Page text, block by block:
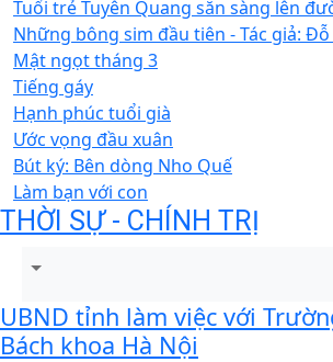
Tuổi trẻ Tuyên Quang sẵn sàng lên
Những bông sim đầu tiên - Tác giả:
Mật ngọt tháng 3
Tiếng gáy
Hạnh phúc tuổi già
Ước vọng đầu xuân
Bút ký: Bên dòng Nho Quế
Làm bạn với con
THỜI SỰ - CHÍNH TRỊ
UBND tỉnh làm việc với
Bách khoa Hà Nội